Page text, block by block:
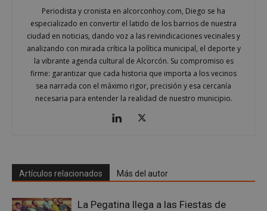
Periodista y cronista en alcorconhoy.com, Diego se ha
especializado en convertir el latido de los barrios de nuestra
ciudad en noticias, dando voz a las reivindicaciones vecinales y
analizando con mirada crítica la política municipal, el deporte y
la vibrante agenda cultural de Alcorcón. Su compromiso es
firme: garantizar que cada historia que importa a los vecinos
sea narrada con el máximo rigor, precisión y esa cercanía
necesaria para entender la realidad de nuestro municipio.
Artículos relacionados Más del autor
La Pegatina llega a las Fiestas de
Google
Privacy Policy